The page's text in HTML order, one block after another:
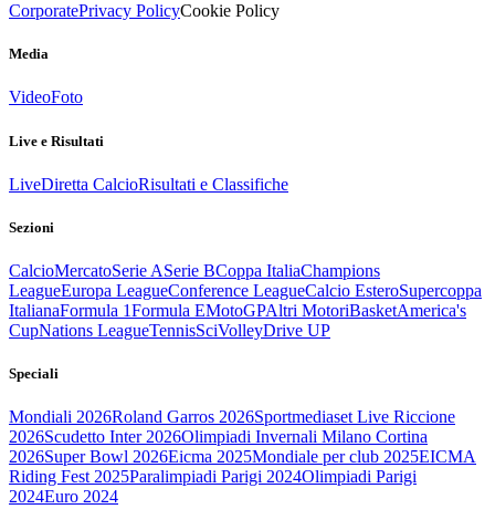
CorporatePrivacy PolicyCookie Policy
Media
VideoFoto
Live e Risultati
LiveDiretta CalcioRisultati e Classifiche
Sezioni
CalcioMercatoSerie ASerie BCoppa ItaliaChampions
LeagueEuropa LeagueConference LeagueCalcio EsteroSupercoppa
ItalianaFormula 1Formula EMotoGPAltri MotoriBasketAmerica's
CupNations LeagueTennisSciVolleyDrive UP
Speciali
Mondiali 2026Roland Garros 2026Sportmediaset Live Riccione
2026Scudetto Inter 2026Olimpiadi Invernali Milano Cortina
2026Super Bowl 2026Eicma 2025Mondiale per club 2025EICMA
Riding Fest 2025Paralimpiadi Parigi 2024Olimpiadi Parigi
2024Euro 2024